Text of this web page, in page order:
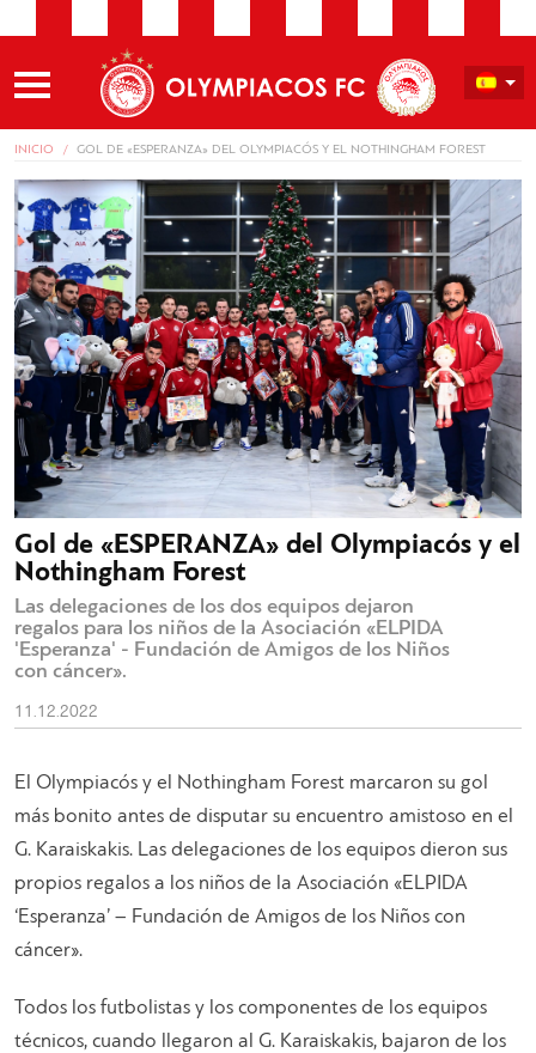
INICIO GOL DE «ESPERANZA» DEL OLYMPIACÓS Y EL NOTHINGHAM FOREST
Gol de «ESPERANZA» del Olympiacós y el
Nothingham Forest
Las delegaciones de los dos equipos dejaron
regalos para los niños de la Asociación «ELPIDA
'Esperanza' - Fundación de Amigos de los Niños
con cáncer».
11.12.2022
El Olympiacós y el Nothingham Forest marcaron su gol
más bonito antes de disputar su encuentro amistoso en el
G. Karaiskakis. Las delegaciones de los equipos dieron sus
propios regalos a los niños de la Asociación «ELPIDA
‘Esperanza’ – Fundación de Amigos de los Niños con
cáncer».
Todos los futbolistas y los componentes de los equipos
técnicos, cuando llegaron al G. Karaiskakis, bajaron de los